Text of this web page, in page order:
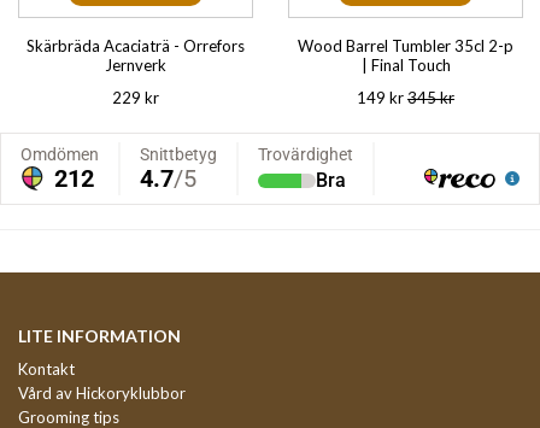
Skärbräda Acaciaträ - Orrefors
Jernverk
229 kr
Wood Barrel Tumbler 35cl 2-p
| Final Touch
149 kr345 kr
LITE INFORMATION
Kontakt
Vård av Hickoryklubbor
Grooming tips